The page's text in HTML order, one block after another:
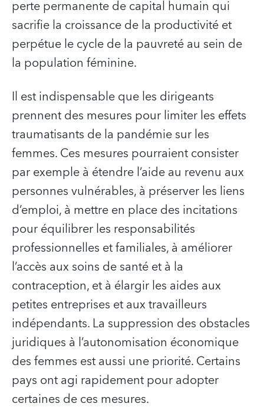
perte permanente de capital humain qui
sacrifie la croissance de la productivité et
perpétue le cycle de la pauvreté au sein de
la population féminine.
Il est indispensable que les dirigeants
prennent des mesures pour limiter les effets
traumatisants de la pandémie sur les
femmes. Ces mesures pourraient consister
par exemple à étendre l’aide au revenu aux
personnes vulnérables, à préserver les liens
d’emploi, à mettre en place des incitations
pour équilibrer les responsabilités
professionnelles et familiales, à améliorer
l’accès aux soins de santé et à la
contraception, et à élargir les aides aux
petites entreprises et aux travailleurs
indépendants. La suppression des obstacles
juridiques à l’autonomisation économique
des femmes est aussi une priorité. Certains
pays ont agi rapidement pour adopter
certaines de ces mesures.